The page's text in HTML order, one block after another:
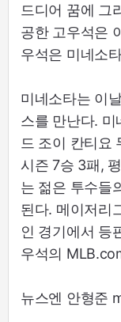
드디어 꿈에 그
공한 고우석은
우석은 미네소
미네소타는 이
스를 만난다.
드 조이 칸티요
시즌 7승 3패,
는 젊은 투수들
된다. 메이저리
인 경기에서 등
우석의
뉴스엔 안형준